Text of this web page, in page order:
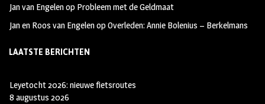
Jan van Engelenop Probleem met de Geldmaat
Jan en Roos van EngelenopOverleden: Annie Bolenius – Berkelmans
LAATSTE BERICHTEN
Leyetocht 2026: nieuwe fietsroutes
8 augustus 2026